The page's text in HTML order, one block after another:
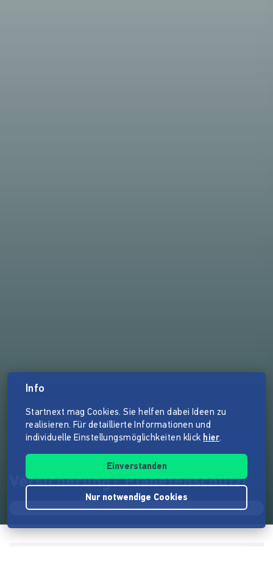
Versicherung? Planetenschutz!
Info
Startnext mag Cookies. Sie helfen dabei Ideen zu
realisieren. Für detaillierte Informationen und
individuelle Einstellungsmöglichkeiten klick hier.
Einverstanden
Nur notwendige Cookies